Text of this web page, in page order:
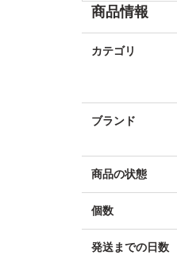
ーダイバーズ 鑑定
書 PSA BGS ARS
10 鑑定品 DRAGO
N BALL
商品情報
カテゴリ
ブランド
商品の状態
個数
発送までの日数